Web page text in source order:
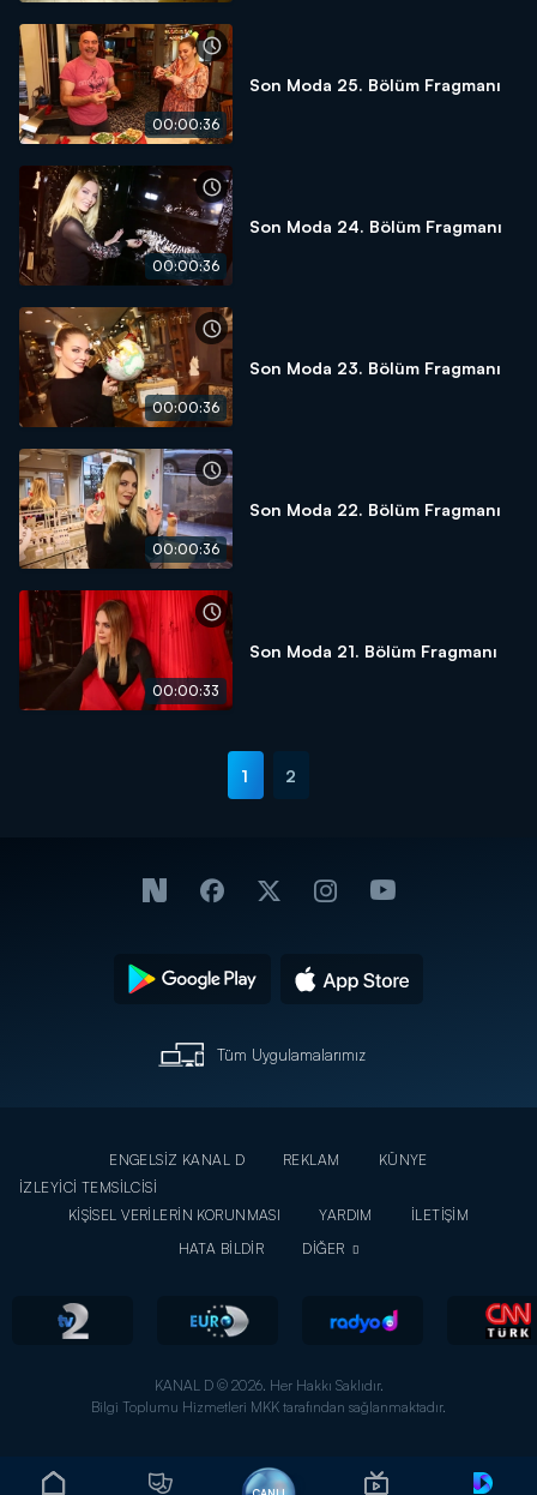
00:00:36
Son Moda 25. Bölüm Fragmanı
00:00:36
Son Moda 24. Bölüm Fragmanı
00:00:36
Son Moda 23. Bölüm Fragmanı
00:00:36
Son Moda 22. Bölüm Fragmanı
00:00:33
Son Moda 21. Bölüm Fragmanı
1 2
Tüm Uygulamalarımız
ENGELSİZ KANAL D REKLAM
KÜNYE
İZLEYİCİ TEMSİLCİSİ
KİŞİSEL VERİLERİN KORUNMASI
YARDIM
İLETİŞİM
HATA BİLDİR
DİĞER
KANAL D © 2026. Her Hakkı Saklıdır.
Bilgi Toplumu Hizmetleri MKK tarafından sağlanmaktadır.